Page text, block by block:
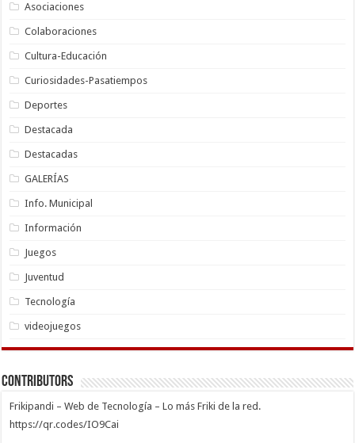
Asociaciones
Colaboraciones
Cultura-Educación
Curiosidades-Pasatiempos
Deportes
Destacada
Destacadas
GALERÍAS
Info. Municipal
Información
Juegos
Juventud
Tecnología
videojuegos
Contributors
Frikipandi – Web de Tecnología – Lo más Friki de la red.
https://qr.codes/IO9Cai